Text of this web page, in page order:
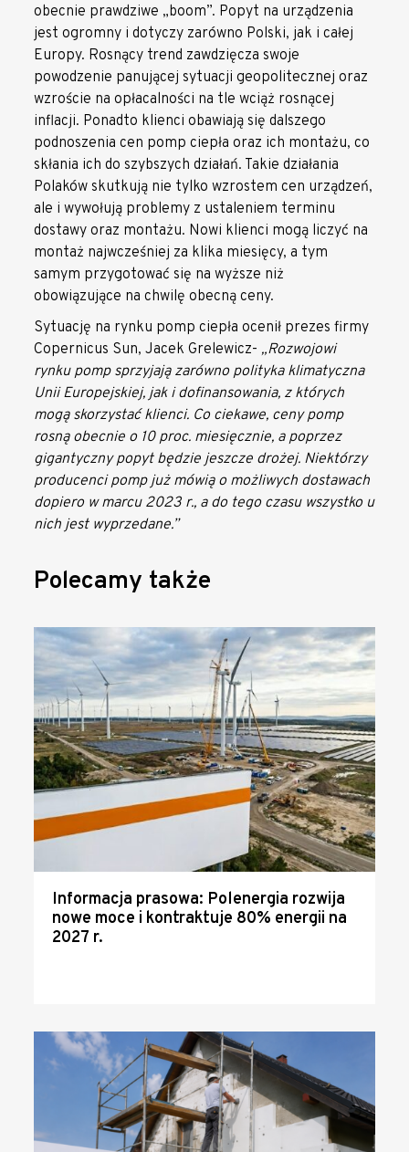
obecnie prawdziwe „boom”. Popyt na urządzenia
jest ogromny i dotyczy zarówno Polski, jak i całej
Europy. Rosnący trend zawdzięcza swoje
powodzenie panującej sytuacji geopolitecznej oraz
wzroście na opłacalności na tle wciąż rosnącej
inflacji. Ponadto klienci obawiają się dalszego
podnoszenia cen pomp ciepła oraz ich montażu, co
skłania ich do szybszych działań. Takie działania
Polaków skutkują nie tylko wzrostem cen urządzeń,
ale i wywołują problemy z ustaleniem terminu
dostawy oraz montażu. Nowi klienci mogą liczyć na
montaż najwcześniej za klika miesięcy, a tym
samym przygotować się na wyższe niż
obowiązujące na chwilę obecną ceny.
Sytuację na rynku pomp ciepła ocenił prezes firmy
Copernicus Sun, Jacek Grelewicz- „Rozwojowi
rynku pomp sprzyjają zarówno polityka klimatyczna
Unii Europejskiej, jak i dofinansowania, z których
mogą skorzystać klienci. Co ciekawe, ceny pomp
rosną obecnie o 10 proc. miesięcznie, a poprzez
gigantyczny popyt będzie jeszcze drożej. Niektórzy
producenci pomp już mówią o możliwych dostawach
dopiero w marcu 2023 r., a do tego czasu wszystko u
nich jest wyprzedane.”
Polecamy także
Informacja prasowa: Polenergia rozwija
nowe moce i kontraktuje 80% energii na
2027 r.